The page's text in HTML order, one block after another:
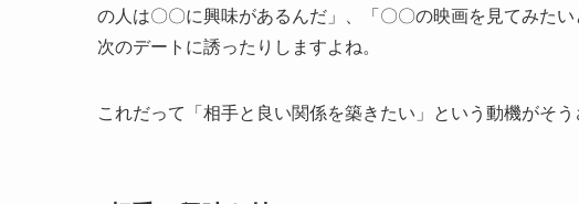
の人は〇〇に興味があるんだ」、「〇〇の映画を見てみた
次のデートに誘ったりしますよね。
これだって 「相手と良い関係を築きたい」 という動機がそう